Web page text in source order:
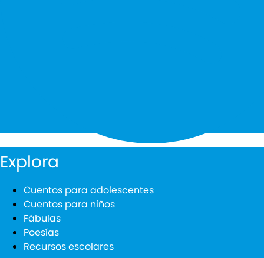
Explora
Cuentos para adolescentes
Cuentos para niños
Fábulas
Poesías
Recursos escolares